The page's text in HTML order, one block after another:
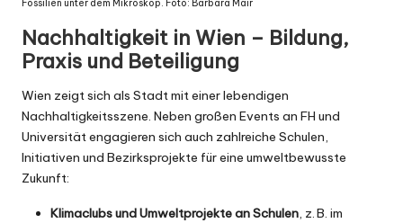
Fossilien unter dem Mikroskop. Foto: Barbara Mair
Nachhaltigkeit in Wien – Bildung,
Praxis und Beteiligung
Wien zeigt sich als Stadt mit einer lebendigen
Nachhaltigkeitsszene. Neben großen Events an FH und
Universität engagieren sich auch zahlreiche Schulen,
Initiativen und Bezirksprojekte für eine umweltbewusste
Zukunft:
Klimaclubs und Umweltprojekte an Schulen, z. B. im